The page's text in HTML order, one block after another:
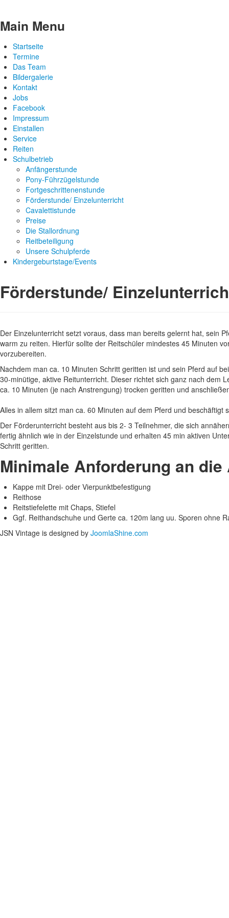
Main Menu
Startseite
Termine
Das Team
Bildergalerie
Kontakt
Jobs
Facebook
Impressum
Einstallen
Service
Reiten
Schulbetrieb
Anfängerstunde
Pony-Führzügelstunde
Fortgeschrittenenstunde
Förderstunde/ Einzelunterricht
Cavalettistunde
Preise
Die Stallordnung
Reitbeteiligung
Unsere Schulpferde
Kindergeburtstage/Events
Förderstunde/
Der Einzelunterricht setzt voraus, dass man bereits gelernt hat, sein
warm zu reiten. Hierfür sollte der Reitschüler mindestes 45 Minuten
vorzubereiten.
Nachdem man ca. 10 Minuten Schritt geritten ist und sein Pferd auf
30-minütige, aktive Reitunterricht. Dieser richtet sich ganz nach dem
ca. 10 Minuten (je nach Anstrengung) trocken geritten und
Alles in allem sitzt man ca. 60 Minuten auf dem Pferd und beschäftigt
Der Förderunterricht besteht aus bis 2- 3 Teilnehmer, die sich
fertig ähnlich wie in der Einzelstunde und erhalten 45 min aktiven
Schritt geritten.
Minimale Anforderung an
Kappe mit Drei- oder Vierpunktbefestigung
Reithose
Reitstiefelette mit Chaps, Stiefel
Ggf. Reithandschuhe und Gerte ca. 120m lang uu. Sporen ohne
JSN Vintage is designed by JoomlaShine.com